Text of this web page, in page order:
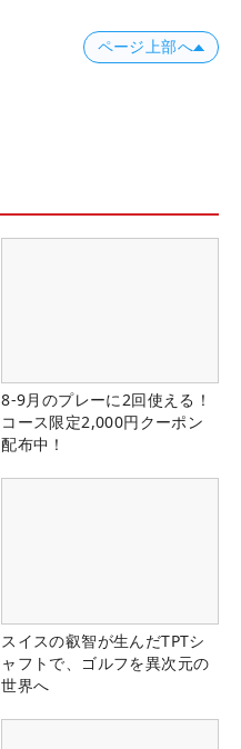
ページ上部へ
8-9月のプレーに2回使える！
コース限定2,000円クーポン
配布中！
スイスの叡智が生んだTPTシ
ャフトで、ゴルフを異次元の
世界へ